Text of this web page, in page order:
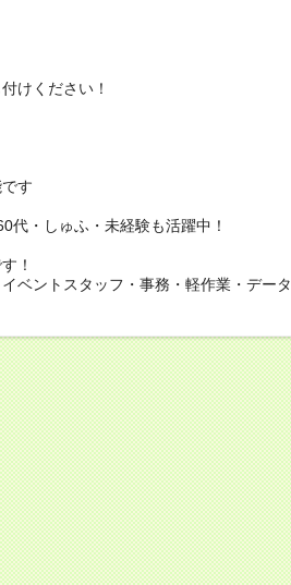
けください！
す
代・しゅふ・未経験も活躍中！
！
ベントスタッフ・事務・軽作業・データ